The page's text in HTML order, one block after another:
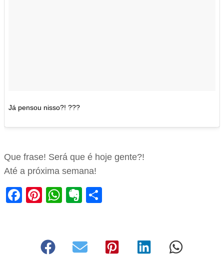
Já pensou nisso?! ???
Que frase! Será que é hoje gente?!
Até a próxima semana!
Facebook
Pinterest
WhatsApp
Evernote